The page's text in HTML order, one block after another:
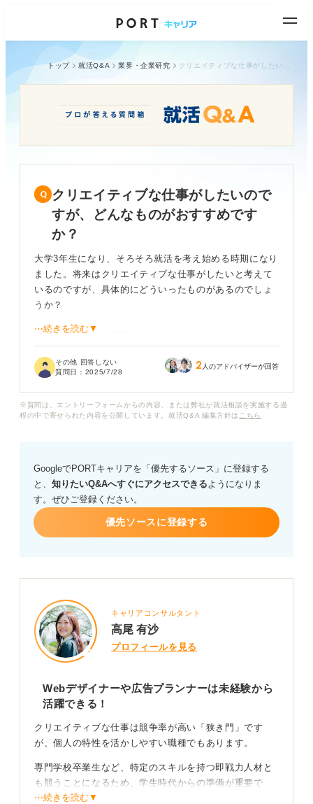
トップ 就活Q&A 業界・企業研究
クリエイティブな仕事がしたいので
すが、どんなものがおすすめです
か？
大学3年生になり、そろそろ就活を考え始める時期になり
ました。将来はクリエイティブな仕事がしたいと考えて
いるのですが、具体的にどういったものがあるのでしょ
うか？
仕事の将来性や、専門性、キャリアアップなどの面で見
メージがあります。私は普通の文系大学に通っていて、
皆さんのおすすめの仕事例と、私のような人がクリエイ
ティブな仕事に就くためにすべきことなどについてもア
ドバイスしていただけると嬉しいです。
⋯続きを読む▼
その他 回答しない
質問日： 2025/7/28 2 人のアドバイザーが回答
※質問は、エントリーフォームからの内容、または弊社が就活相談を実施する過
程の中で寄せられた内容を公開しています。就活Q&A 編集方針は こちら
GoogleでPORTキャリアを「優先するソース」に登録する
と、 知りたいQ&Aへすぐにアクセスできるようになりま
す。ぜひご登録ください。
優先ソースに登録する
キャリアコンサルタント
高尾 有沙
プロフィールを見る
Webデザイナーや広告プランナーは未経験から
活躍できる！
クリエイティブな仕事は競争率が高い「狭き門」です
が、個人の特性を活かしやすい職種でもあります。
専門学校卒業生など、特定のスキルを持つ即戦力人材と
も競うことになるため、学生時代からの準備が重要で
す。
⋯続きを読む▼